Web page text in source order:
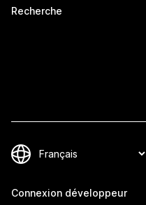
Recherche
Connexion développeur